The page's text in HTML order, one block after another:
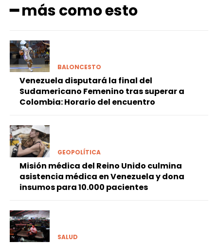
━ más como esto
BALONCESTO
Venezuela disputará la final del
Sudamericano Femenino tras superar a
Colombia: Horario del encuentro
GEOPOLÍTICA
Misión médica del Reino Unido culmina
asistencia médica en Venezuela y dona
insumos para 10.000 pacientes
SALUD